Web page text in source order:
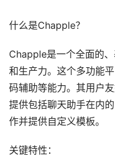
什么是Chapple？
Chapple是一个全面的
和生产力。这个多功能
码辅助等能力。其用户
提供包括聊天助手在内
作并提供自定义模板。
关键特性：